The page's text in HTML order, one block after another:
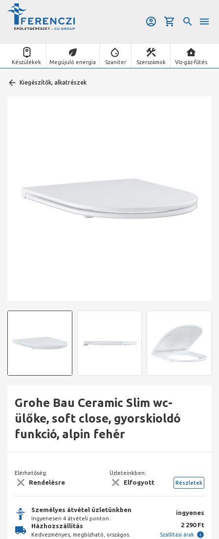
Készülékek Megújuló energia Szaniter Szerszámok Víz-gáz-fűtés
Kiegészítők, alkatrészek
Grohe Bau Ceramic Slim wc-
ülőke, soft close, gyorskioldó
funkció, alpin fehér
Elérhetőség:
Rendelésre
Üzleteinkben:
Elfogyott Részletek
Személyes átvétel üzletünkben
Ingyenesen 4 átvételi ponton.
ingyenes
Házhozszállítás
Kedvezményes, megbízható, országos.
2 290 Ft
Szállítási árak